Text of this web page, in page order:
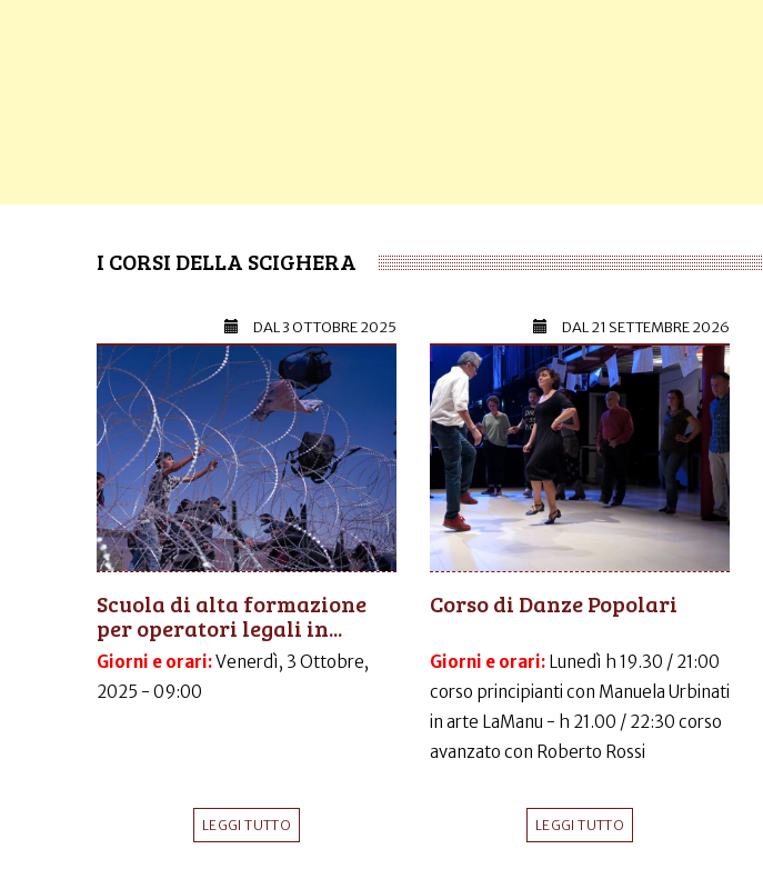
I CORSI DELLA SCIGHERA
DAL3 OTTOBRE 2025
Scuola di alta formazione
per operatori legali in...
Giorni e orari:Venerdì, 3 Ottobre,
2025 - 09:00
LEGGI TUTTO
DAL21 SETTEMBRE 2026
Corso di Danze Popolari
Giorni e orari: Lunedì h 19.30 / 21:00
corso principianti con Manuela Urbinati
in arte LaManu - h 21.00 / 22:30 corso
avanzato con Roberto Rossi
LEGGI TUTTO